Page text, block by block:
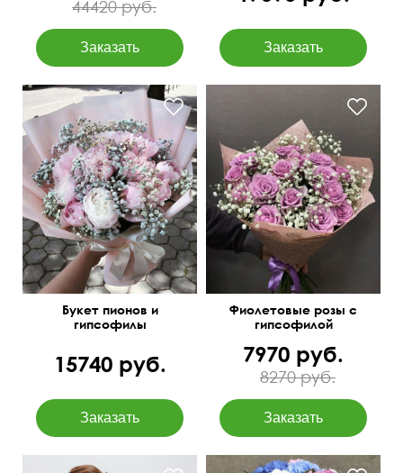
44420 руб.
Букет пионов и
гипсофилы
15740 руб.
Фиолетовые розы с
гипсофилой
7970 руб.
8270 руб.